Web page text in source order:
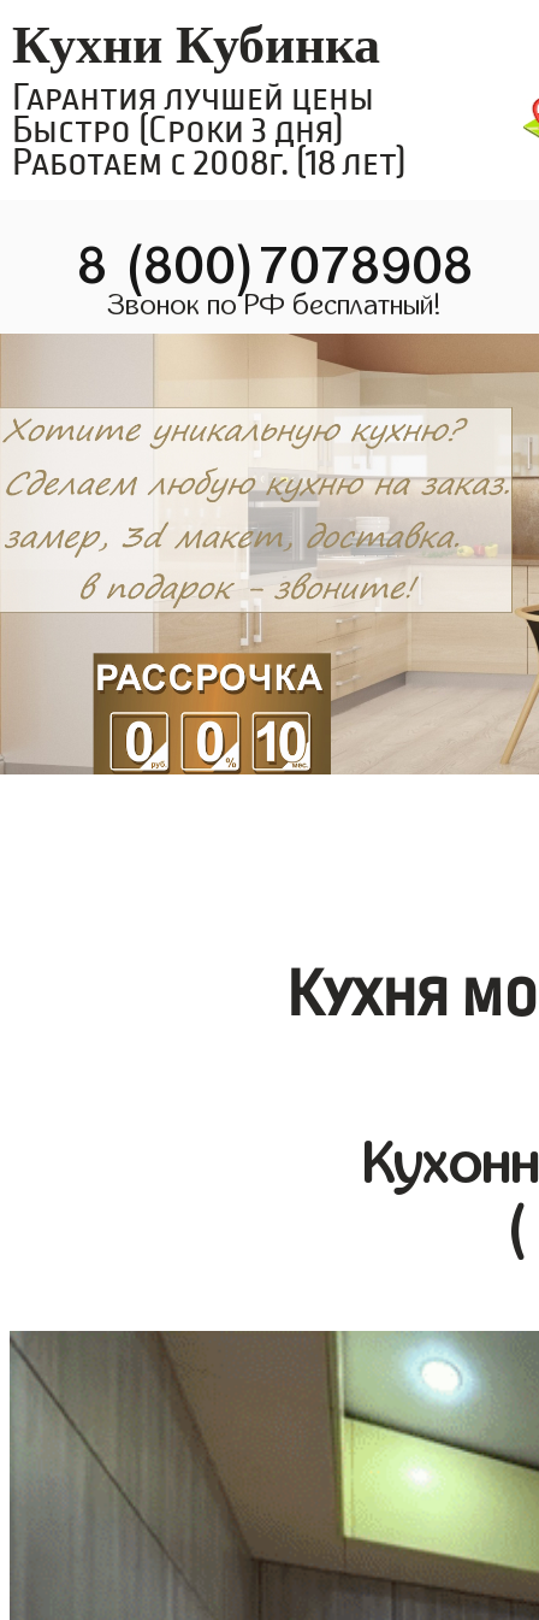
Кухни Кубинка
Гарантия лучшей цены
Быстро (Сроки 3 дня)
Работаем с 2008г. (18 лет)
8 (800)7078908
Звонок по РФ бесплатный!
Кухня